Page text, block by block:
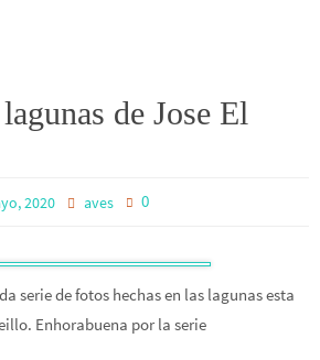
de Jose El
2020 aves 0
serie de fotos hechas en las lagunas esta
Enhorabuena por la serie